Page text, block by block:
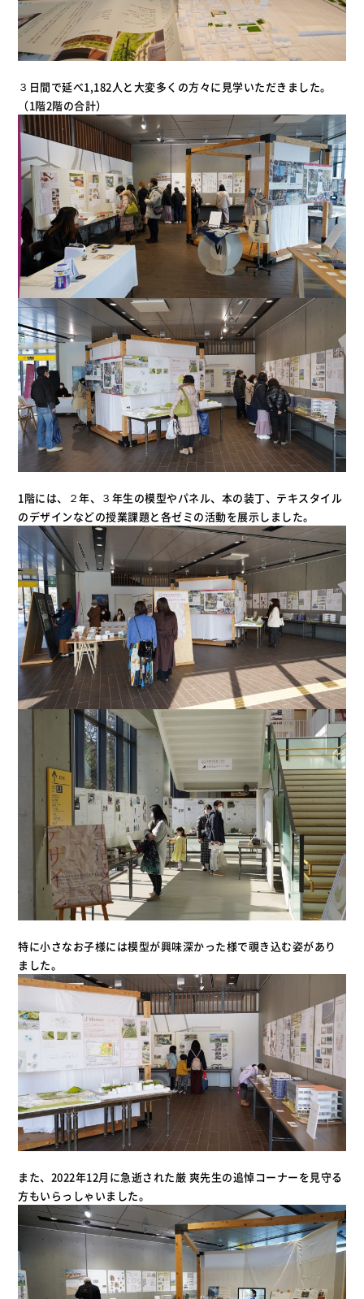
３日間で延べ1,182人と大変多くの方々に見学いただきました。
（1階2階の合計）
1階には、２年、３年生の模型やパネル、本の装丁、テキスタイル
のデザインなどの授業課題と各ゼミの活動を展示しました。
特に小さなお子様には模型が興味深かった様で覗き込む姿があり
ました。
また、2022年12月に急逝された厳 爽先生の追悼コーナーを見守る
方もいらっしゃいました。